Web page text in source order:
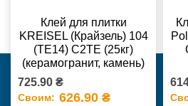
Клей для плитки
KREISEL (Крайзель) 104
(ТЕ14) С2TE (25кг)
(керамогранит, камень)
725.90 ₴
Своим: 626.90 ₴